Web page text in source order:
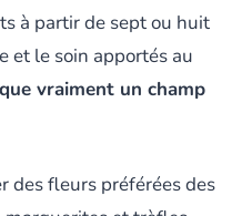
à partir de sept ou huit
et le soin apportés au
vraiment un champ
des fleurs préférées des